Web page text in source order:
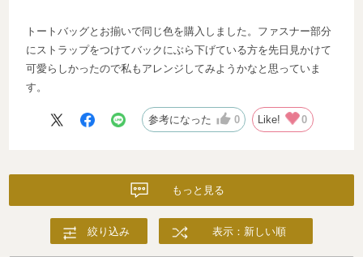
トートバッグとお揃いで同じ色を購入しました。ファスナー部分
にストラップをつけてバックにぶら下げている方を先日見かけて
可愛らしかったので私もアレンジしてみようかなと思っていま
す。
参考になった 0 Like! 0
もっと見る
絞り込み 表示：新しい順